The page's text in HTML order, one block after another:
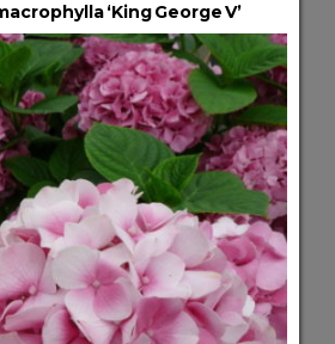
‘King George V’